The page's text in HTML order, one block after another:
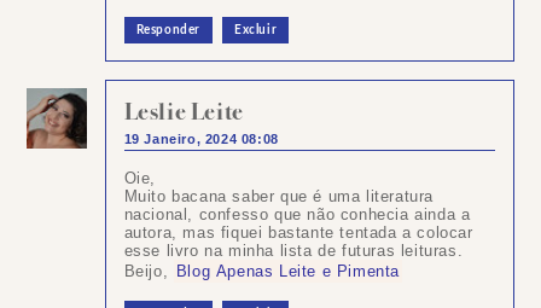
Responder Excluir
Leslie Leite
19 Janeiro, 2024 08:08
Oie,
Muito bacana saber que é uma literatura
nacional, confesso que não conhecia ainda a
autora, mas fiquei bastante tentada a colocar
esse livro na minha lista de futuras leituras.
Beijo,
Blog Apenas Leite e Pimenta